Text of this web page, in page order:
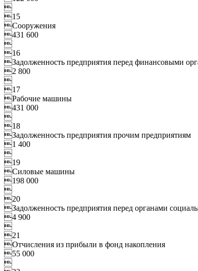

15
Сооружения
431 600

16
Задолженность предприятия перед финансовыми
2 800

17
Рабочие машины
431 000

18
Задолженность предприятия прочим предприятиям
1 400

19
Силовые машины
198 000

20
Задолженность предприятия перед органами
4 900

21
Отчисления из прибыли в фонд накопления
55 000
